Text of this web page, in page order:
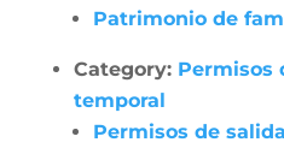
Patrimonio de
Category: Permisos
temporal
Permisos de